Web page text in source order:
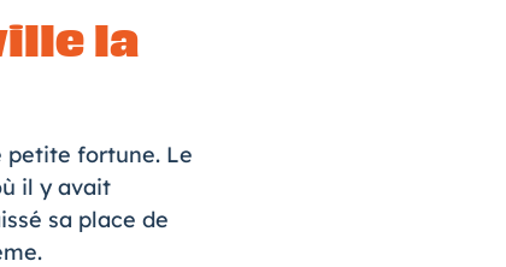
la
petite fortune. Le
il y avait
sa place de